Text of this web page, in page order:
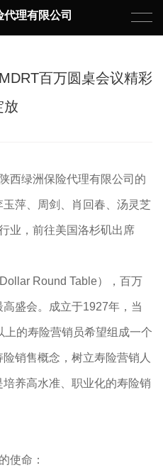
代理有限公司
百万圆桌会议精彩
放
绿洲保险代理有限公司的
萍、周剑、肖回春、汤灵芝
业，前往美国洛杉矶出席
Round Table），百万
盛会。成立于1927年，当
的寿险营销员希望组成一个
销售概念，树立寿险营销人
养高水准、职业化的寿险销
使命：